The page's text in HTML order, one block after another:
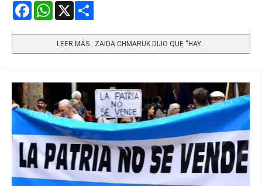
FacebookWhatsApp
LEER MÁS…ZAIDA CHMARUK DIJO QUE “HAY...